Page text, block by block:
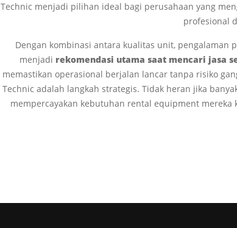
Technic menjadi pilihan ideal bagi perusahaan yang
profesional
Dengan kombinasi antara kualitas unit, pengalaman
menjadi rekomendasi utama saat mencari jasa
memastikan operasional berjalan lancar tanpa risiko
Technic adalah langkah strategis. Tidak heran jika
mempercayakan kebutuhan rental equipment